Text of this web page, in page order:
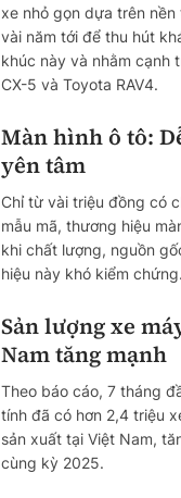
xe nhỏ gọn dựa trên nền
vài năm tới để thu hút
khúc này và nhằm cạnh
CX-5 và Toyota RAV4.
Màn hình ô tô:
yên tâm
Chỉ từ vài triệu đồng có
mẫu mã, thương hiệu
khi chất lượng, nguồn
hiệu này khó kiểm chứng.
Sản lượng xe
Nam tăng mạnh
Theo báo cáo, 7 tháng
tính đã có hơn 2,4 triệu
sản xuất tại Việt Nam,
cùng kỳ 2025.